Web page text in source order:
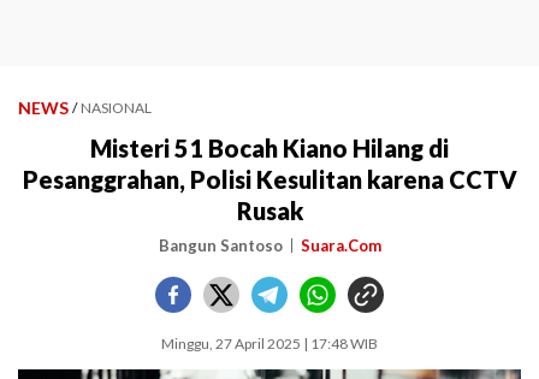
NEWS / NASIONAL
Misteri 51 Bocah Kiano Hilang di
Pesanggrahan, Polisi Kesulitan karena CCTV
Rusak
Bangun Santoso Suara.Com
Minggu, 27 April 2025 | 17:48 WIB